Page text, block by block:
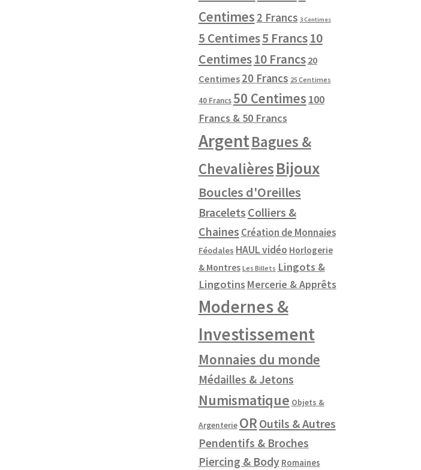
Centimes 2 Francs 3 Centimes
5 Centimes5 Francs10
Centimes10 Francs 20
Centimes 20 Francs 25 Centimes
40 Francs 50 Centimes 100
Francs & 50 Francs
ArgentBagues &
ChevalièresBijoux
Boucles d'Oreilles
Bracelets Colliers &
Chaines Création de Monnaies
Féodales HAUL vidéo Horlogerie
& Montres Les Billets Lingots &
Lingotins Mercerie & Apprêts
Modernes &
Investissement
Monnaies du monde
Médailles & Jetons
Numismatique Objets &
Argenterie OR Outils & Autres
Pendentifs & Broches
Piercing & Body Romaines